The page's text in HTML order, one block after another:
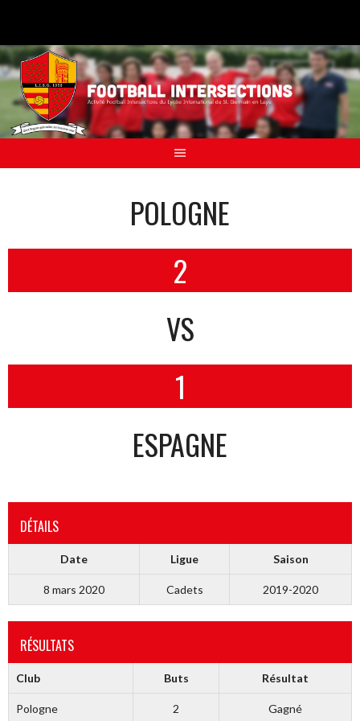
contenu
POLOGNE
2
VS
1
ESPAGNE
DÉTAILS
Date Ligue Saison
8 mars 2020 Cadets 2019-2020
RÉSULTATS
Club Buts Résultat
Pologne 2 Gagné